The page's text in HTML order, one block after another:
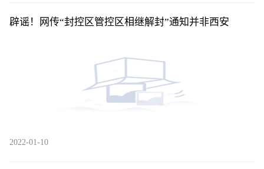
辟谣！网传“封控区管控区相继解封”通知并非西安
2022-01-10